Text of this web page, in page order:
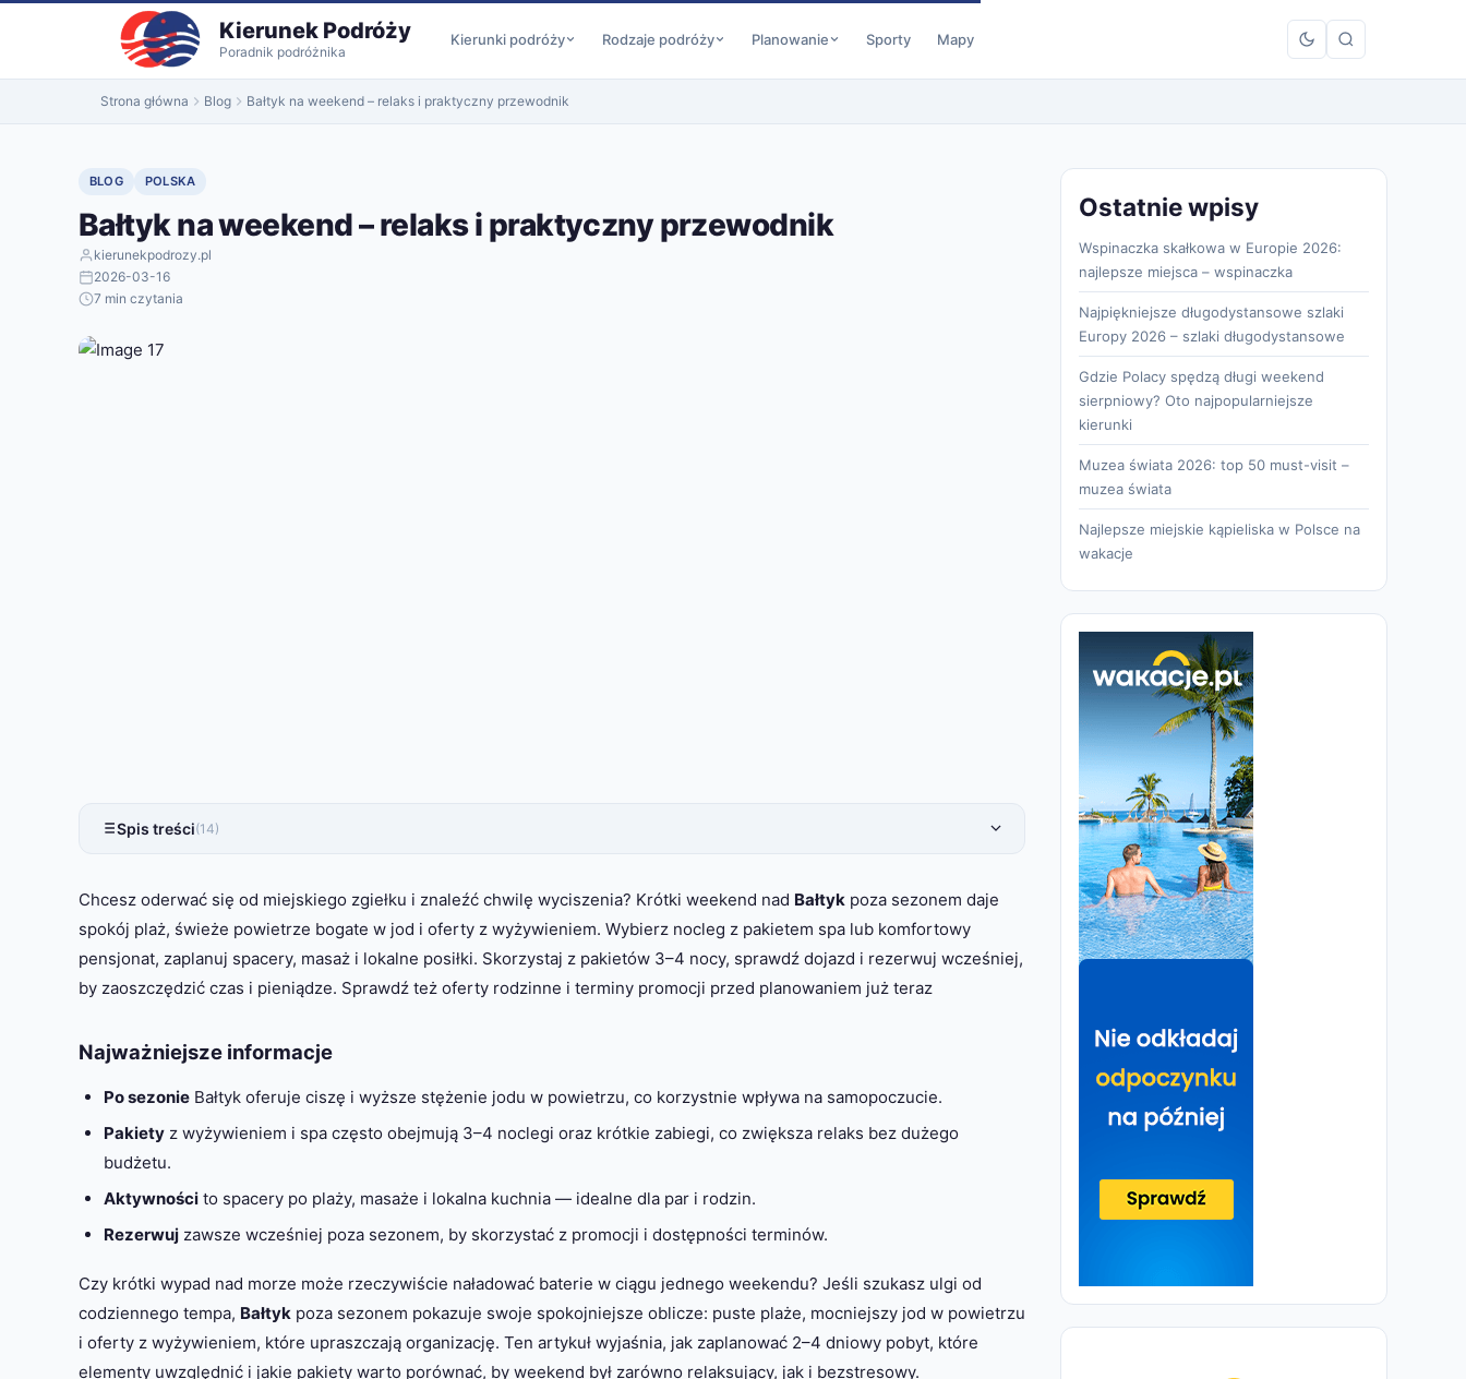
do
Kierunek Podróży
Poradnik podróżnika
Kierunki podróży Rodzaje podróży Planowanie Sporty Mapy
Strona główna Blog Bałtyk na weekend – relaks i praktyczny przewodnik
BLOG POLSKA
Bałtyk na weekend – relaks i praktyczny przewodnik
kierunekpodrozy.pl
2026-03-16
7 min czytania
Spis treści(14)
Chcesz oderwać się od miejskiego zgiełku i znaleźć chwilę wyciszenia? Krótki weekend nad Bałtyk poza sezonem daje
spokój plaż, świeże powietrze bogate w jod i oferty z wyżywieniem. Wybierz nocleg z pakietem spa lub komfortowy
pensjonat, zaplanuj spacery, masaż i lokalne posiłki. Skorzystaj z pakietów 3–4 nocy, sprawdź dojazd i rezerwuj wcześniej,
by zaoszczędzić czas i pieniądze. Sprawdź też oferty rodzinne i terminy promocji przed planowaniem już teraz
Najważniejsze informacje
Po sezonieBałtyk oferuje ciszę i wyższe stężenie jodu w powietrzu, co korzystnie wpływa na samopoczucie.
Pakietyz wyżywieniem i spa często obejmują 3–4 noclegi oraz krótkie zabiegi, co zwiększa relaks bez dużego
budżetu.
Aktywnościto spacery po plaży, masaże i lokalna kuchnia — idealne dla par i rodzin.
Rezerwujzawsze wcześniej poza sezonem, by skorzystać z promocji i dostępności terminów.
Czy krótki wypad nad morze może rzeczywiście naładować baterie w ciągu jednego weekendu? Jeśli szukasz ulgi od
codziennego tempa, Bałtyk poza sezonem pokazuje swoje spokojniejsze oblicze: puste plaże, mocniejszy jod w powietrzu
i oferty z wyżywieniem, które upraszczają organizację. Ten artykuł wyjaśnia, jak zaplanować 2–4 dniowy pobyt, które
elementy uwzględnić i jakie pakiety warto porównać, by weekend był zarówno relaksujący, jak i bezstresowy.
Ostatnie wpisy
Wspinaczka skałkowa w Europie 2026:
najlepsze miejsca – wspinaczka
Najpiękniejsze długodystansowe szlaki
Europy 2026 – szlaki długodystansowe
Gdzie Polacy spędzą długi weekend
sierpniowy? Oto najpopularniejsze
kierunki
Muzea świata 2026: top 50 must-visit –
muzea świata
Najlepsze miejskie kąpieliska w Polsce na
wakacje